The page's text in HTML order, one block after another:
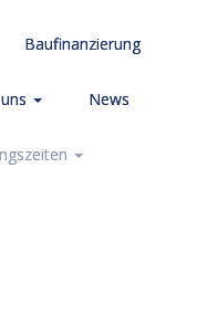
Baufinanzierung
News